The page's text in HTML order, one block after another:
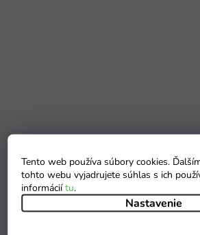
Tento web používa súbory cookies.
tohto webu vyjadrujete súhlas s ich
informáciítu.
Nastavenie